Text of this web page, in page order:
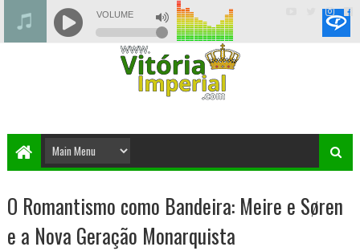
O Romantismo como Bandeira: Meire e Søren
e a Nova Geração Monarquista